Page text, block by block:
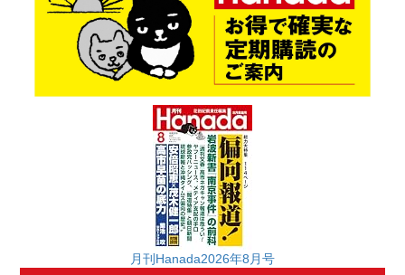
月刊Hanada2026年8月号